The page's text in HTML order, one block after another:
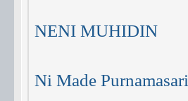
NENI MUHIDIN
Ni Made Purnamasari